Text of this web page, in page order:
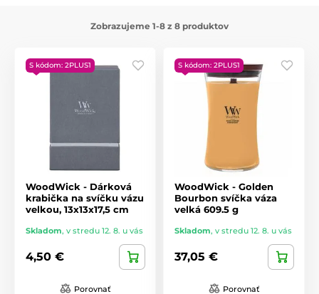
Zobrazujeme 1-8 z 8 produktov
S kódom: 2PLUS1
WoodWick - Dárková
krabička na svíčku vázu
velkou, 13x13x17,5 cm
Skladom, v stredu 12. 8. u vás
4,50 €
Porovnať
S kódom: 2PLUS1
WoodWick - Golden
Bourbon svíčka váza
velká 609.5 g
Skladom, v stredu 12. 8. u vás
37,05 €
Porovnať